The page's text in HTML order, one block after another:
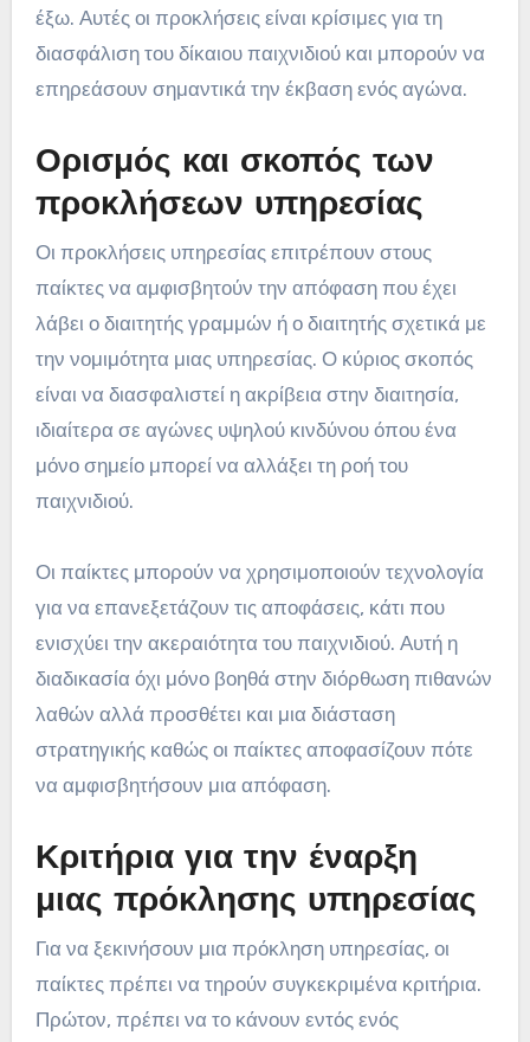
έξω. Αυτές οι προκλήσεις είναι κρίσιμες για τη
διασφάλιση του δίκαιου παιχνιδιού και μπορούν να
επηρεάσουν σημαντικά την έκβαση ενός αγώνα.
Ορισμός και σκοπός των
προκλήσεων υπηρεσίας
Οι προκλήσεις υπηρεσίας επιτρέπουν στους
παίκτες να αμφισβητούν την απόφαση που έχει
λάβει ο διαιτητής γραμμών ή ο διαιτητής σχετικά με
την νομιμότητα μιας υπηρεσίας. Ο κύριος σκοπός
είναι να διασφαλιστεί η ακρίβεια στην διαιτησία,
ιδιαίτερα σε αγώνες υψηλού κινδύνου όπου ένα
μόνο σημείο μπορεί να αλλάξει τη ροή του
παιχνιδιού.
Οι παίκτες μπορούν να χρησιμοποιούν τεχνολογία
για να επανεξετάζουν τις αποφάσεις, κάτι που
ενισχύει την ακεραιότητα του παιχνιδιού. Αυτή η
διαδικασία όχι μόνο βοηθά στην διόρθωση πιθανών
λαθών αλλά προσθέτει και μια διάσταση
στρατηγικής καθώς οι παίκτες αποφασίζουν πότε
να αμφισβητήσουν μια απόφαση.
Κριτήρια για την έναρξη
μιας πρόκλησης υπηρεσίας
Για να ξεκινήσουν μια πρόκληση υπηρεσίας, οι
παίκτες πρέπει να τηρούν συγκεκριμένα κριτήρια.
Πρώτον, πρέπει να το κάνουν εντός ενός